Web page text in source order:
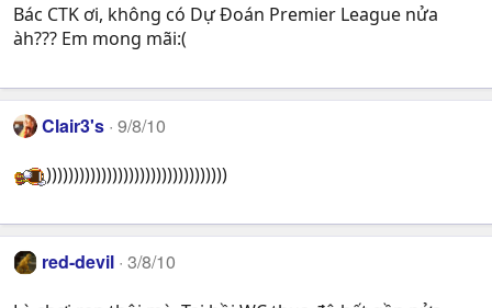
Bác CTK ơi, không có Dự Đoán Premier League nửa
àh??? Em mong mãi:(
Clair3's 9/8/10
)))))))))))))))))))))))))))))))))
red-devil 3/8/10